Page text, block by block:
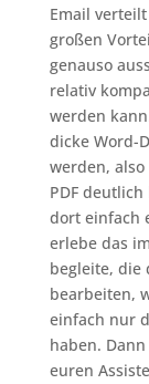
Email
großen
genauso
relativ
werden
dicke Word-
werden,
PDF
dort einfach
erlebe das
begleite, die
bearbeiten,
einfach nur
haben.
euren